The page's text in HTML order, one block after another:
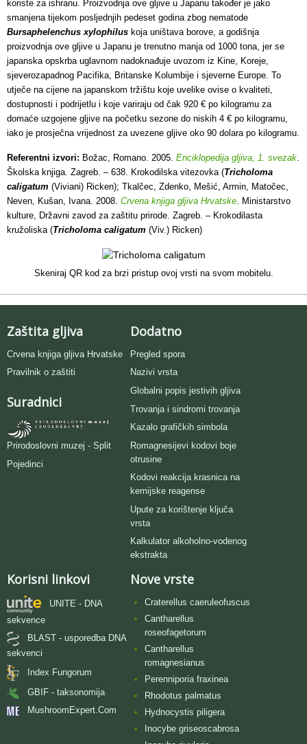
koriste za ishranu. Proizvodnja ove gljive u Japanu također je jako
smanjena tijekom posljednjih pedeset godina zbog nematode
Bursaphelenchus xylophilus koja uništava borove, a godišnja
proizvodnja ove gljive u Japanu je trenutno manja od 1000 tona, jer se
japanska opskrba uglavnom nadoknađuje uvozom iz Kine, Koreje,
sjeverozapadnog Pacifika, Britanske Kolumbije i sjeverne Europe. To
utječe na cijene na japanskom tržištu koje uvelike ovise o kvaliteti,
dostupnosti i podrijetlu i koje variraju od čak 920 € po kilogramu za
domaće uzgojene gljive na početku sezone do niskih 4 € po kilogramu,
iako je prosječna vrijednost za uvezene gljive oko 90 dolara po kilogramu.
Referentni izvori: Božac, Romano. 2005. Enciklopedija gljiva, 1. svezak.
Školska knjiga. Zagreb. – 638. Krokodilska vitezovka (Tricholoma
caligatum (Viviani) Ricken); Tkalčec, Zdenko, Mešić, Armin, Matočec,
Neven, Kušan, Ivana. 2008. Crvena knjiga gljiva Hrvatske. Ministarstvo
kulture, Državni zavod za zaštitu prirode. Zagreb. – Krokodilasta
kružoliska (Tricholoma caligatum (Viv.) Ricken)
Skeniraj QR kod za brzi pristup ovoj vrsti na svom mobitelu.
Zaštita gljiva
Crvena knjiga gljiva Hrvatske
Pravilnik o zaštiti
Suradnici
Prirodoslovni muzej - Split
Pojedinci
Dodatno
Pregled spora
Nazivi vrsta
Globalni popis jestivih gljiva
Trovanja i sindromi trovanja
Kazalo grafičkih simbola
Romagnesijevi kodovi boje
otrusine
Kodovi reakcija krasnica na
kemijske reagense
Upute za korištenje ključa
vrsta
Kalkulator alkoholno-vodenog
ekstrakta
Korisni linkovi
UNITE - DNA
sekvence
BLAST - usporedba DNA
sekvenci
Index Fungorum
GBIF - taksonomija
MushroomExpert.Com
Nove vrste
Craterellus caeruleofuscus
Cantharellus
roseofagetorum
Cantharellus
romagnesianus
Perenniporia fraxinea
Rhodotus palmatus
Hydnocystis piligera
Inocybe griseoscabrosa